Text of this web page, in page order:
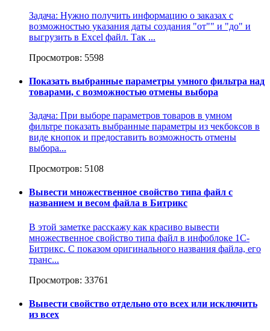
Задача: Нужно получить информацию о заказах с
возможностью указания даты создания "от"" и "до" и
выгрузить в Excel файл. Так ...
Просмотров: 5598
Показать выбранные параметры умного фильтра над
товарами, с возможностью отмены выбора
Задача: При выборе параметров товаров в умном
фильтре показать выбранные параметры из чекбоксов в
виде кнопок и предоставить возможность отмены
выбора...
Просмотров: 5108
Вывести множественное свойство типа файл с
названием и весом файла в Битрикс
В этой заметке расскажу как красиво вывести
множественное свойство типа файл в инфоблоке 1С-
Битрикс. С показом оригинального названия файла, его
транс...
Просмотров: 33761
Вывести свойство отдельно ото всех или исключить
из всех